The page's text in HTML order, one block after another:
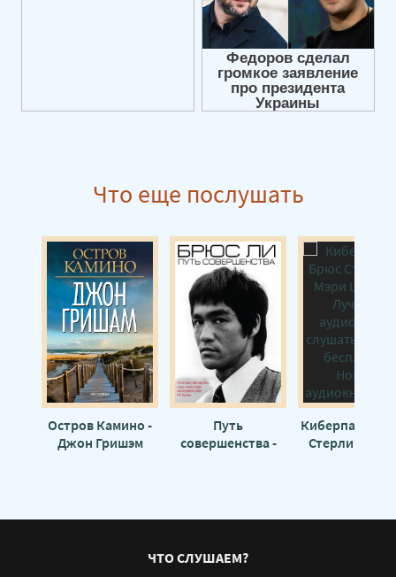
Что еще послушать
Остров Камино -
Джон Гришэм
Путь
совершенства -
Киберпанк -
Стерлинг,
ЧТО СЛУШАЕМ?